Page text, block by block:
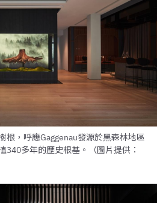
根，呼應Gaggenau發源於黑森林地區
340多年的歷史根基。（圖片提供：